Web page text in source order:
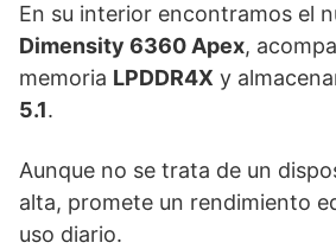
En su interior encontramos el
Dimensity 6360 Apex,
memoria LPDDR4X y
5.1.
Aunque no se trata de un
alta, promete un rendimiento
uso diario.